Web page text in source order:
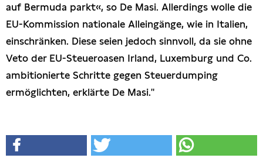
auf Bermuda parkt«, so De Masi. Allerdings wolle die
EU-Kommission nationale Alleingänge, wie in Italien,
einschränken. Diese seien jedoch sinnvoll, da sie ohne
Veto der EU-Steueroasen Irland, Luxemburg und Co.
ambitionierte Schritte gegen Steuerdumping
ermöglichten, erklärte De Masi."